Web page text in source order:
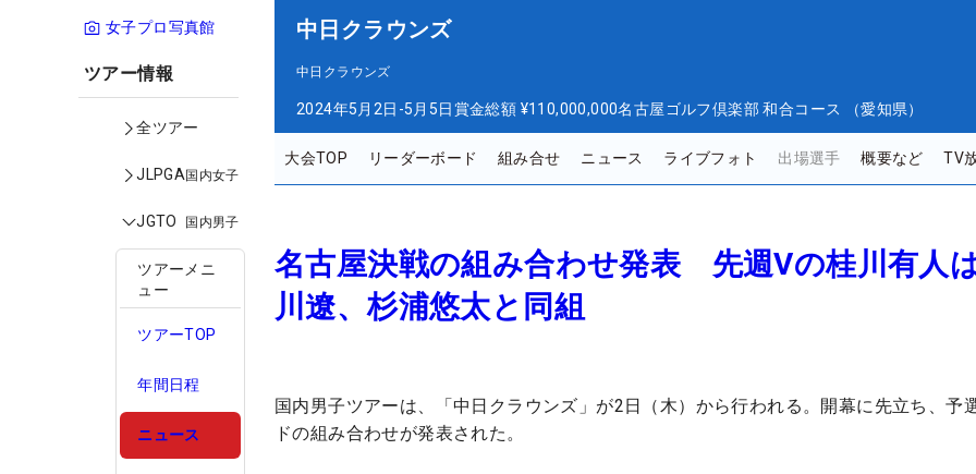
女子プロ写真館
ツアー情報
全ツアー
JLPGA国内女子
JGTO 国内男子
ツアーメニ
ュー
ツアーTOP
年間日程
ニュース
中日クラウンズ
中日クラウンズ
2024年5月2日-5月5日賞金総額 ¥110,000,000名古屋ゴルフ倶楽部 和合コース （愛知県）
大会TOP リーダーボード 組み合せ ニュース ライブフォト 出場選手 概要など TV
名古屋決戦の組み合わせ発表 先週Vの桂川有人
川遼、杉浦悠太と同組
国内男子ツアーは、「中日クラウンズ」が2日（木）から行われる。開幕に先立ち、予
ドの組み合わせが発表された。